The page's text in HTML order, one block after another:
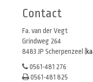
Contact
Fa. van der Vegt
Grindweg 264
8483 JP Scherpenzeel (
0561-481 276
0561-481 825